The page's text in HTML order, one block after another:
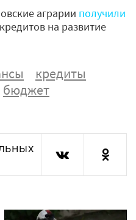
аграрии получили
на развитие
кредиты
бюджет